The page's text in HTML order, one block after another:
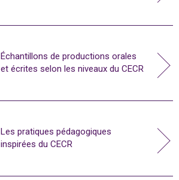
Échantillons de productions orales
et écrites selon les niveaux du CECR
Les pratiques pédagogiques
inspirées du CECR